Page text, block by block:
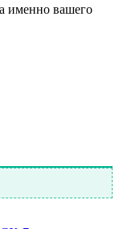
именно вашего